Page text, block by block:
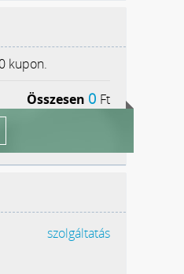
0 kupon.
Összesen 0 Ft
szolgáltatás